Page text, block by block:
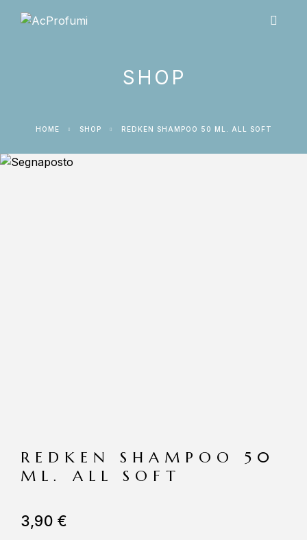
SHOP
HOME SHOP REDKEN SHAMPOO 50 ML. ALL SOFT
REDKEN SHAMPOO 50
ML. ALL SOFT
3,90€